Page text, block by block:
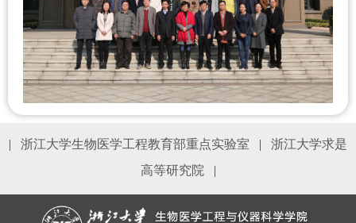
| 浙江大学生物医学工程教育部重点实验室 |
浙江大学求是
高等研究院
|